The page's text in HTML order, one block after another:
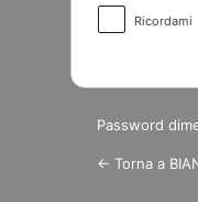
Ricordami
Password
← Torna a